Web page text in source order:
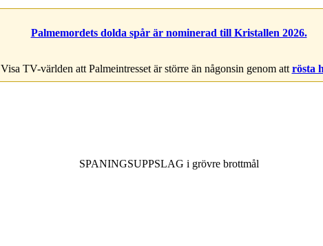
Palmemordets dolda spår är nominerad till Kristallen 2026.
Visa TV-världen att Palmeintresset är större än någonsin genom att rösta
SPANINGSUPPSLAG i grövre brottmål